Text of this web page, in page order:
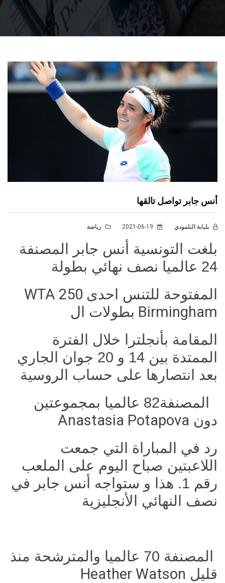
أنس جابر تواصل تالقها
بلبابة التلمودي رياضة
بلغت التونسية أنس جابر المصنفة
24 عالميا نصف نهائي بطولة
WTA 250 المفتوحة للتنس احدى
بطولات ال Birmingham
المقامة بأنجلترا خلال الفترة
الممتدة بين 14 و 20 جوان الجاري
بعد انتصارها على حساب الروسية
المصنفة82 عالميا بمجموعتين
دون Anastasia Potapova
رد في المباراة التي جمعت
اللاعبتين صباح اليوم على الملعب
رقم 1. هذا و ستواجه أنس جابر في
نصف النهائي الأنجليزية
المصنفة 70 عالميا والمترشحة منذ
قليل Heather Watson